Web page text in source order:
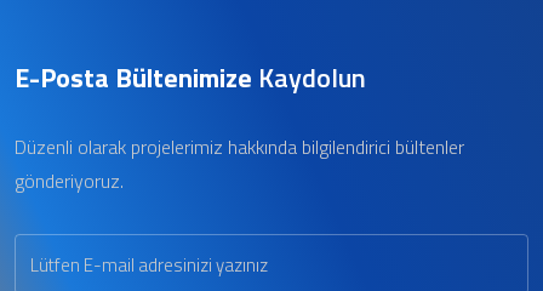
E-Posta Bültenimize Kaydolun
Düzenli olarak projelerimiz hakkında bilgilendirici bültenler
gönderiyoruz.